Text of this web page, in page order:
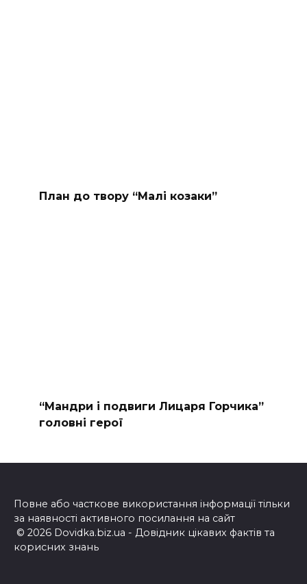
План до твору “Малі козаки”
“Мандри і подвиги Лицаря Горчика”
головні герої
Повне або часткове використання інформації тільки
за наявності активного посилання на сайт
© 2026 Dovidka.biz.ua - Довідник цікавих фактів та
корисних знань